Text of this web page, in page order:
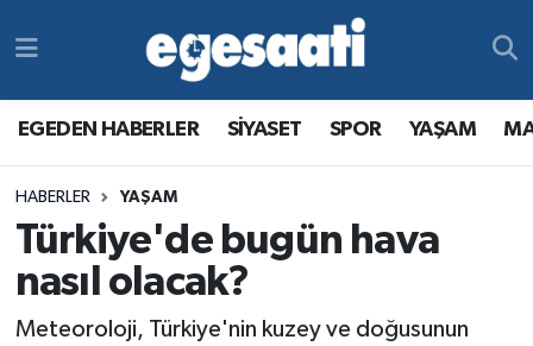
EGEDEN HABERLER SİYASET SPOR YAŞAM
HABERLER YAŞAM
Türkiye'de bugün hava
nasıl olacak?
Meteoroloji, Türkiye'nin kuzey ve doğusunun
Yazarlar
MAGAZİN
RESMİ REKLAMLAR
YAŞAM
MAGAZİN
Süper Lig Puan Durumu ve Fikstür
Tüm Manşetler
Son Dakika Haberleri